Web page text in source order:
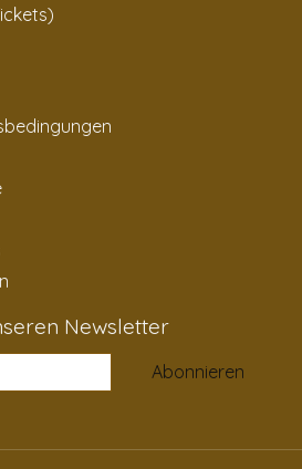
Newsletter
Abonnieren